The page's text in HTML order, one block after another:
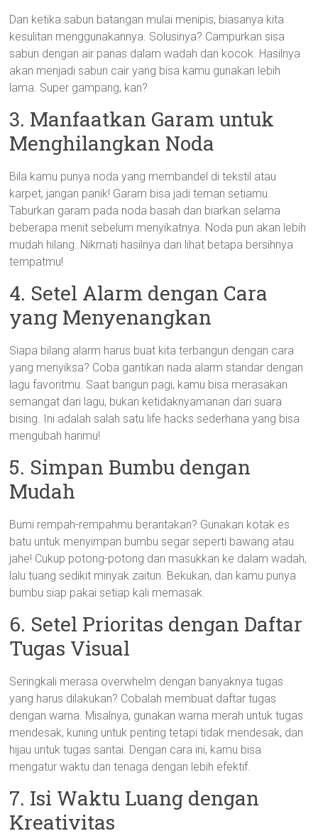
Dan ketika sabun batangan mulai menipis, biasanya kita
kesulitan menggunakannya. Solusinya? Campurkan sisa
sabun dengan air panas dalam wadah dan kocok. Hasilnya
akan menjadi sabun cair yang bisa kamu gunakan lebih
lama. Super gampang, kan?
3. Manfaatkan Garam untuk
Menghilangkan Noda
Bila kamu punya noda yang membandel di tekstil atau
karpet, jangan panik! Garam bisa jadi teman setiamu.
Taburkan garam pada noda basah dan biarkan selama
beberapa menit sebelum menyikatnya. Noda pun akan lebih
mudah hilang. Nikmati hasilnya dan lihat betapa bersihnya
tempatmu!
4. Setel Alarm dengan Cara
yang Menyenangkan
Siapa bilang alarm harus buat kita terbangun dengan cara
yang menyiksa? Coba gantikan nada alarm standar dengan
lagu favoritmu. Saat bangun pagi, kamu bisa merasakan
semangat dari lagu, bukan ketidaknyamanan dari suara
bising. Ini adalah salah satu life hacks sederhana yang bisa
mengubah harimu!
5. Simpan Bumbu dengan
Mudah
Bumi rempah-rempahmu berantakan? Gunakan kotak es
batu untuk menyimpan bumbu segar seperti bawang atau
jahe! Cukup potong-potong dan masukkan ke dalam wadah,
lalu tuang sedikit minyak zaitun. Bekukan, dan kamu punya
bumbu siap pakai setiap kali memasak.
6. Setel Prioritas dengan Daftar
Tugas Visual
Seringkali merasa overwhelm dengan banyaknya tugas
yang harus dilakukan? Cobalah membuat daftar tugas
dengan warna. Misalnya, gunakan warna merah untuk tugas
mendesak, kuning untuk penting tetapi tidak mendesak, dan
hijau untuk tugas santai. Dengan cara ini, kamu bisa
mengatur waktu dan tenaga dengan lebih efektif.
7. Isi Waktu Luang dengan
Kreativitas